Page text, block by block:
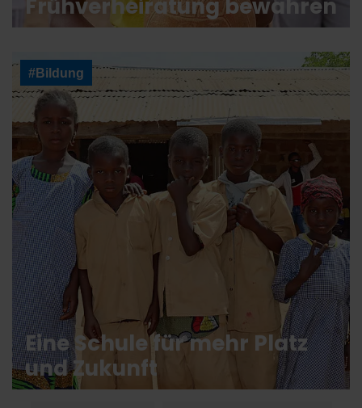
Frühverheiratung bewahren
#Bildung
Eine Schule für mehr Platz
und Zukunft